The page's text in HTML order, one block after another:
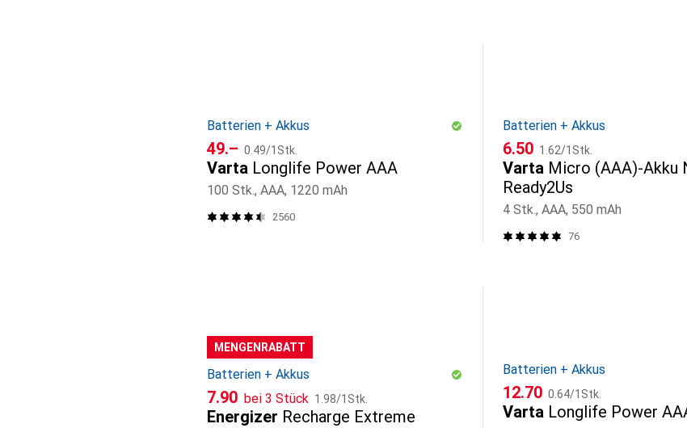
Batterien + Akkus
CHF
49.– CHF
0.49/1Stk.
Varta Longlife Power AAA
100 Stk., AAA, 1220 mAh
2560
Batterien + Akkus
CHF
6.50 CHF
1.62/1Stk.
Varta Micro (AAA)-Akku
Ready2Us
4 Stk., AAA, 550 mAh
76
MENGENRABATT
Batterien + Akkus
CHF
7.90 bei 3 Stück CHF
1.98/1Stk.
Energizer Recharge Extreme
Batterien + Akkus
CHF
12.70 CHF
0.64/1Stk.
Varta Longlife Power